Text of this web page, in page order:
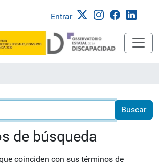
Entrar
de búsqueda
coinciden con sus términos de